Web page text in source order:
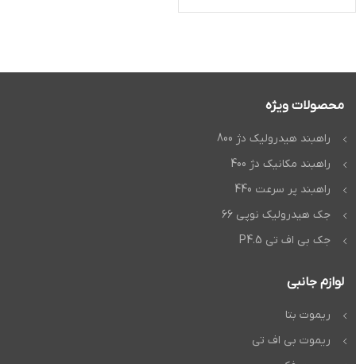
محصولات ویژه
راهبند هیدرولیک دژ 800
راهبند مکانیک دژ 400
راهبند پر سرعت 440
جک هیدرولیک نوپی 66
جک بی اف تی P4.5
لوازم جانبی
ریموت بتا
ریموت بی اف تی